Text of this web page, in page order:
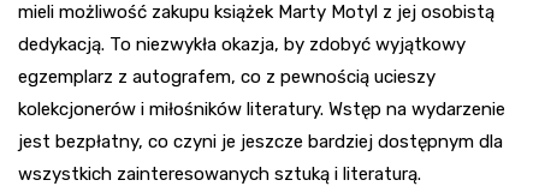
mieli możliwość zakupu książek Marty Motyl z jej osobistą
dedykacją. To niezwykła okazja, by zdobyć wyjątkowy
egzemplarz z autografem, co z pewnością ucieszy
kolekcjonerów i miłośników literatury. Wstęp na wydarzenie
jest bezpłatny, co czyni je jeszcze bardziej dostępnym dla
wszystkich zainteresowanych sztuką i literaturą.